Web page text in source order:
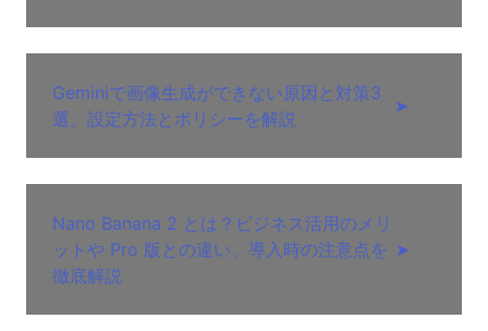
Geminiで画像生成ができない原因と対策3
選。設定方法とポリシーを解説
➤
Nano Banana 2 とは？ビジネス活用のメリ
ットや Pro 版との違い、導入時の注意点を
徹底解説
➤